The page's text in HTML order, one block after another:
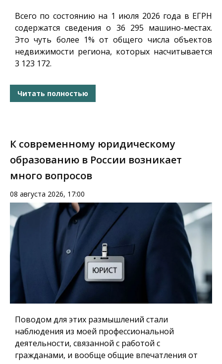
Всего по состоянию на 1 июля 2026 года в ЕГРН
содержатся сведения о 36 295 машино-местах.
Это чуть более 1% от общего числа объектов
недвижимости региона, которых насчитывается
3 123 172.
Читать полностью
К современному юридическому
образованию в России возникает
много вопросов
08 августа 2026, 17:00
Поводом для этих размышлений стали
наблюдения из моей профессиональной
деятельности, связанной с работой с
гражданами, и вообще общие впечатления от